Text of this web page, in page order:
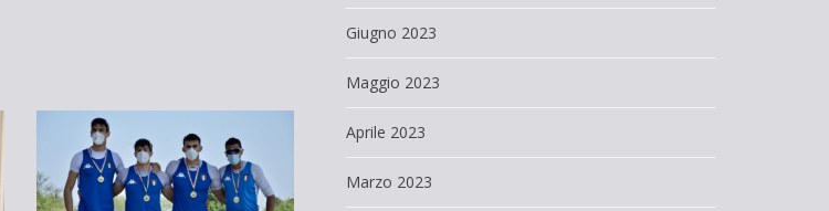
Giugno 2023
Maggio 2023
Aprile 2023
Marzo 2023